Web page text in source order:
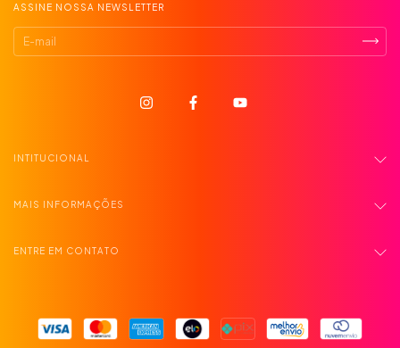
ASSINE NOSSA NEWSLETTER
INTITUCIONAL
MAIS INFORMAÇÕES
ENTRE EM CONTATO